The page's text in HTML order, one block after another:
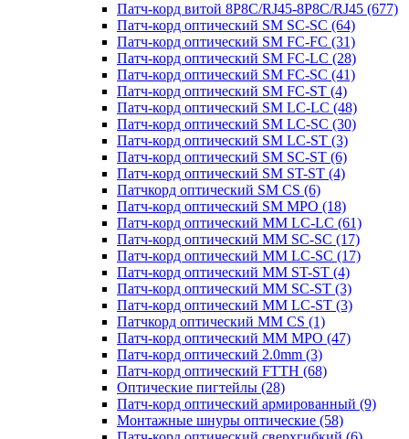
Патч-корд витой 8P8C/RJ45-8P8C/RJ45 (677)
Патч-корд оптический SM SC-SC (64)
Патч-корд оптический SM FC-FC (31)
Патч-корд оптический SM FC-LC (28)
Патч-корд оптический SM FC-SC (41)
Патч-корд оптический SM FC-ST (4)
Патч-корд оптический SM LC-LC (48)
Патч-корд оптический SM LC-SC (30)
Патч-корд оптический SM LC-ST (3)
Патч-корд оптический SM SC-ST (6)
Патч-корд оптический SM ST-ST (4)
Патчкорд оптический SM CS (6)
Патч-корд оптический SM MPO (18)
Патч-корд оптический MM LC-LC (61)
Патч-корд оптический MM SC-SC (17)
Патч-корд оптический MM LC-SC (17)
Патч-корд оптический MM ST-ST (4)
Патч-корд оптический MM SC-ST (3)
Патч-корд оптический MM LC-ST (3)
Патчкорд оптический MM CS (1)
Патч-корд оптический MM MPO (47)
Патч-корд оптический 2.0mm (3)
Патч-корд оптический FTTH (68)
Оптические пигтейлы (28)
Патч-корд оптический армированный (9)
Монтажные шнуры оптические (58)